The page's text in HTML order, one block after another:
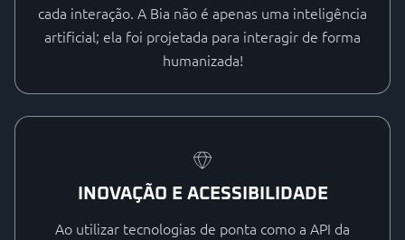
cada interação. A Bia não é apenas uma inteligência
artificial; ela foi projetada para interagir de forma
humanizada!
INOVAÇÃO E ACESSIBILIDADE
Ao utilizar tecnologias de ponta como a API da